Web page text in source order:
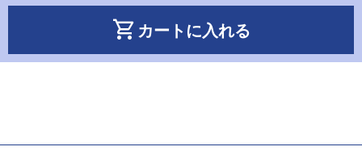
shopping_cart カートに入れる